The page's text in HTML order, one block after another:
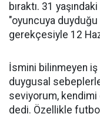
bıraktı. 31
"oyuncuya
gerekçesiyle 12
İsmini bilinmeyen iş
duygusal sebeplerle
seviyorum,
dedi. Özellikle